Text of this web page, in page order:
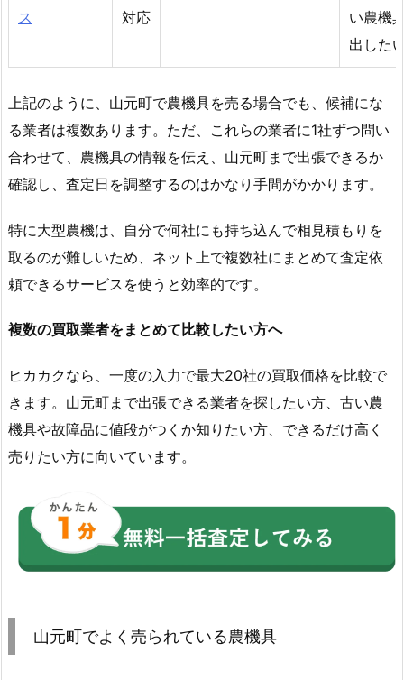
ス
対応
い農機
出した
上記のように、山元町で農機具を売る場合でも、候補にな
る業者は複数あります。ただ、これらの業者に1社ずつ問い
合わせて、農機具の情報を伝え、山元町まで出張できるか
確認し、査定日を調整するのはかなり手間がかかります。
特に大型農機は、自分で何社にも持ち込んで相見積もりを
取るのが難しいため、ネット上で複数社にまとめて査定依
頼できるサービスを使うと効率的です。
複数の買取業者をまとめて比較したい方へ
ヒカカクなら、一度の入力で最大20社の買取価格を比較で
きます。山元町まで出張できる業者を探したい方、古い農
機具や故障品に値段がつくか知りたい方、できるだけ高く
売りたい方に向いています。
山元町でよく売られている農機具